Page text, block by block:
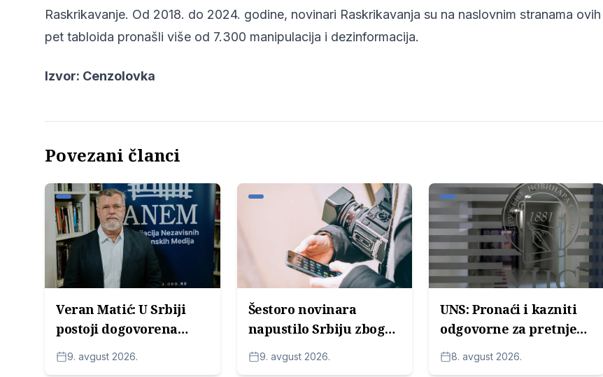
Raskrikavanje. Od 2018. do 2024. godine, novinari Raskrikavanja su na naslovnim stranama ovih
pet tabloida pronašli više od 7.300 manipulacija i dezinformacija.
Izvor: Cenzolovka
Povezani članci
Veran Matić: U Srbiji
postoji dogovorena
nekažnjivost, napadači
imaju Vučićevu zaštitu
9. avgust 2026.
Šestoro novinara
napustilo Srbiju zbog
ugrožene bezbednosti:
"To nije samo lična
9. avgust 2026.
UNS: Pronaći i kazniti
odgovorne za pretnje
Veranu Matiću
8. avgust 2026.